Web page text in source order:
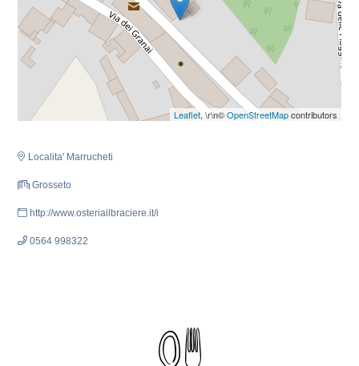
Leaflet, \r\n©OpenStreetMapcontributors
Localita' Marrucheti
Grosseto
http://www.osteriailbraciere.it/i
0564 998322